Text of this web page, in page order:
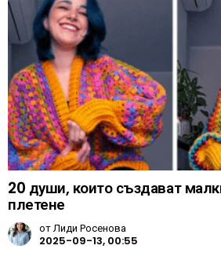
20 души, които създават
плетене
отЛиди Росенова
2025-09-13, 00:55